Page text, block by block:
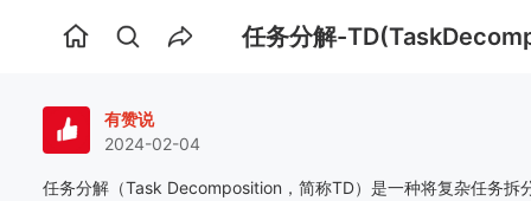
首
任务分解-
有赞说
2024-02-04
任务分解（Task Decomposition ，简称TD）是一种将复杂任务拆